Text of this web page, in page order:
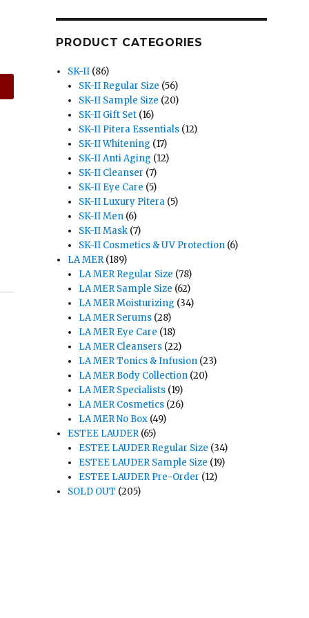
PRODUCT CATEGORIES
SK-II (86)
SK-II Regular Size (56)
SK-II Sample Size (20)
SK-II Gift Set (16)
SK-II Pitera Essentials (12)
SK-II Whitening (17)
SK-II Anti Aging (12)
SK-II Cleanser (7)
SK-II Eye Care (5)
SK-II Luxury Pitera (5)
SK-II Men (6)
SK-II Mask (7)
SK-II Cosmetics & UV Protection (6)
LA MER (189)
LA MER Regular Size (78)
LA MER Sample Size (62)
LA MER Moisturizing (34)
LA MER Serums (28)
LA MER Eye Care (18)
LA MER Cleansers (22)
LA MER Tonics & Infusion (23)
LA MER Body Collection (20)
LA MER Specialists (19)
LA MER Cosmetics (26)
LA MER No Box (49)
ESTEE LAUDER (65)
ESTEE LAUDER Regular Size (34)
ESTEE LAUDER Sample Size (19)
ESTEE LAUDER Pre-Order (12)
SOLD OUT (205)